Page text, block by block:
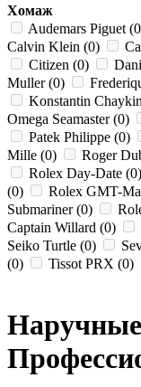
Хомаж
Audemars Piguet
Calvin Klein (0)
Citizen (0)
Muller (0)
Konstantin
Omega Seamaster (0)
Patek Philippe (0)
Mille (0)
Roger
Rolex Day-Date (0)
(0)
Rolex GMT-
Submariner (0)
Captain Willard (0)
Seiko Turtle (0)
(0)
Tissot PRX (0)